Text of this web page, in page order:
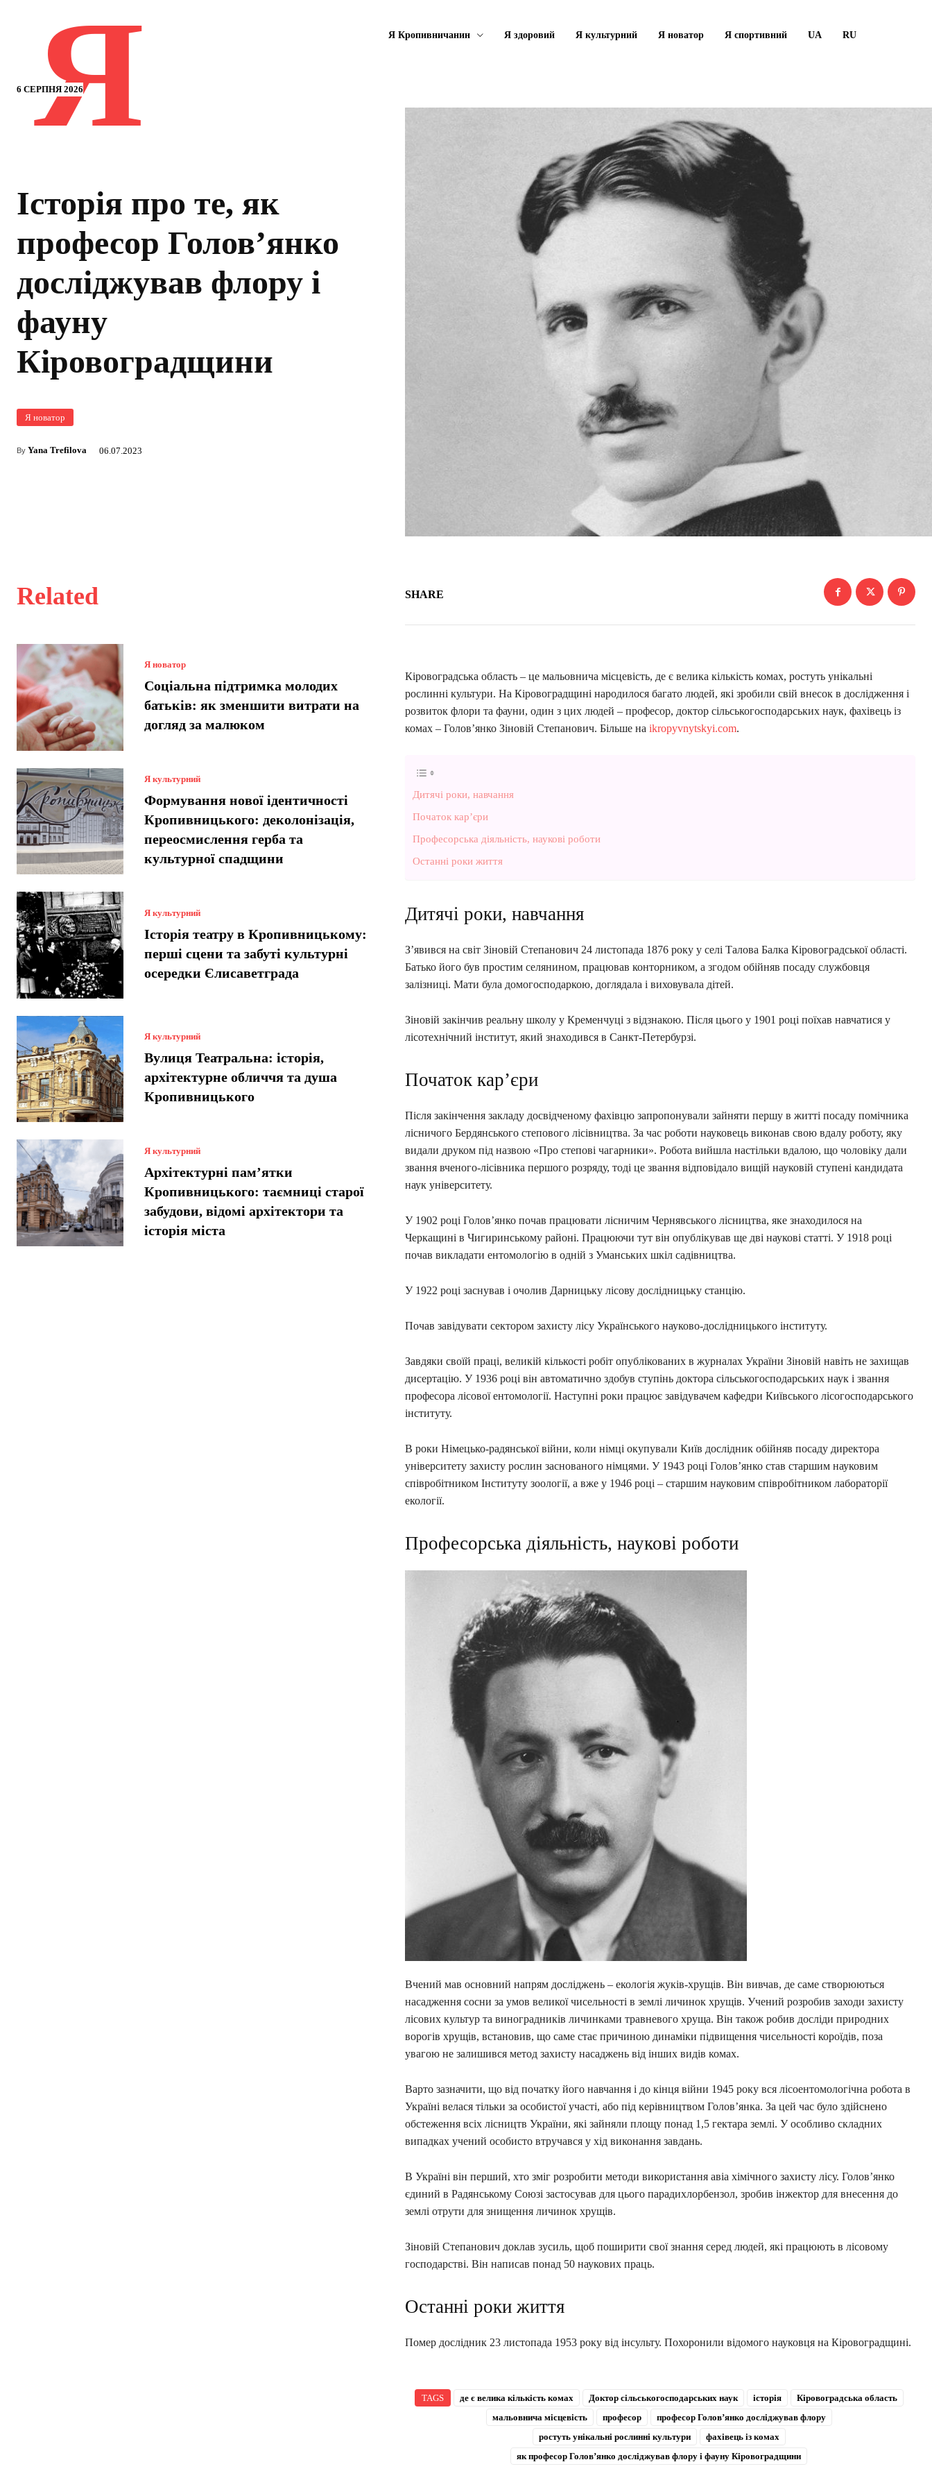
6 СЕРПНЯ 2026
Я Я Кропивничанин Я здоровий Я культурний Я новатор Я спортивний UA RU
Історія про те, як
професор Голов’янко
досліджував флору і
фауну
Кіровоградщини
Я новатор
By Yana Trefilova 06.07.2023
Related
Я новатор
Соціальна підтримка молодих
батьків: як зменшити витрати на
догляд за малюком
Я культурний
Формування нової ідентичності
Кропивницького: деколонізація,
переосмислення герба та
культурної спадщини
Я культурний
Історія театру в Кропивницькому:
перші сцени та забуті культурні
осередки Єлисаветграда
Я культурний
Вулиця Театральна: історія,
архітектурне обличчя та душа
Кропивницького
Я культурний
Архітектурні пам’ятки
Кропивницького: таємниці старої
забудови, відомі архітектори та
історія міста
SHARE
Кіровоградська область – це мальовнича місцевість, де є велика кількість комах, ростуть унікальні
рослинні культури. На Кіровоградщині народилося багато людей, які зробили свій внесок в дослідження і
розвиток флори та фауни, один з цих людей – професор, доктор сільськогосподарських наук, фахівець із
комах – Голов’янко Зіновій Степанович. Більше на ikropyvnytskyi.com.
Дитячі роки, навчання
Початок кар’єри
Професорська діяльність, наукові роботи
Останні роки життя
Дитячі роки, навчання
З’явився на світ Зіновій Степанович 24 листопада 1876 року у селі Талова Балка Кіровоградської області.
Батько його був простим селянином, працював конторником, а згодом обійняв посаду службовця
залізниці. Мати була домогосподаркою, доглядала і виховувала дітей.
Зіновій закінчив реальну школу у Кременчуці з відзнакою. Після цього у 1901 році поїхав навчатися у
лісотехнічний інститут, який знаходився в Санкт-Петербурзі.
Початок кар’єри
Після закінчення закладу досвідченому фахівцю запропонували зайняти першу в житті посаду помічника
лісничого Бердянського степового лісівництва. За час роботи науковець виконав свою вдалу роботу, яку
видали друком під назвою «Про степові чагарники». Робота вийшла настільки вдалою, що чоловіку дали
звання вченого-лісівника першого розряду, тоді це звання відповідало вищій науковій ступені кандидата
наук університету.
У 1902 році Голов’янко почав працювати лісничим Чернявського лісництва, яке знаходилося на
Черкащині в Чигиринському районі. Працюючи тут він опублікував ще дві наукові статті. У 1918 році
почав викладати ентомологію в одній з Уманських шкіл садівництва.
У 1922 році заснував і очолив Дарницьку лісову дослідницьку станцію.
Почав завідувати сектором захисту лісу Українського науково-дослідницького інституту.
Завдяки своїй праці, великій кількості робіт опублікованих в журналах України Зіновій навіть не захищав
дисертацію. У 1936 році він автоматично здобув ступінь доктора сільськогосподарських наук і звання
професора лісової ентомології. Наступні роки працює завідувачем кафедри Київського лісогосподарського
інституту.
В роки Німецько-радянської війни, коли німці окупували Київ дослідник обійняв посаду директора
університету захисту рослин заснованого німцями. У 1943 році Голов’янко став старшим науковим
співробітником Інституту зоології, а вже у 1946 році – старшим науковим співробітником лабораторії
екології.
Професорська діяльність, наукові роботи
Вчений мав основний напрям досліджень – екологія жуків-хрущів. Він вивчав, де саме створюються
насадження сосни за умов великої чисельності в землі личинок хрущів. Учений розробив заходи захисту
лісових культур та виноградників личинками травневого хруща. Він також робив досліди природних
ворогів хрущів, встановив, що саме стає причиною динаміки підвищення чисельності короїдів, поза
увагою не залишився метод захисту насаджень від інших видів комах.
Варто зазначити, що від початку його навчання і до кінця війни 1945 року вся лісоентомологічна робота в
Україні велася тільки за особистої участі, або під керівництвом Голов’янка. За цей час було здійснено
обстеження всіх лісництв України, які зайняли площу понад 1,5 гектара землі. У особливо складних
випадках учений особисто втручався у хід виконання завдань.
В Україні він перший, хто зміг розробити методи використання авіа хімічного захисту лісу. Голов’янко
єдиний в Радянському Союзі застосував для цього парадихлорбензол, зробив інжектор для внесення до
землі отрути для знищення личинок хрущів.
Зіновій Степанович доклав зусиль, щоб поширити свої знання серед людей, які працюють в лісовому
господарстві. Він написав понад 50 наукових праць.
Останні роки життя
Помер дослідник 23 листопада 1953 року від інсульту. Похоронили відомого науковця на Кіровоградщині.
TAGS де є велика кількість комах Доктор сільськогосподарських наук історія
Кіровоградська область
мальовнича місцевість
професор
професор Голов’янко досліджував флору
ростуть унікальні рослинні культури
фахівець із комах
як професор Голов’янко досліджував флору і фауну Кіровоградщини